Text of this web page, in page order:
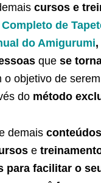
cursos e
de
do Amigurumi,
que se
o objetivo de serem
do método
demais conteúdos
e
para facilitar o